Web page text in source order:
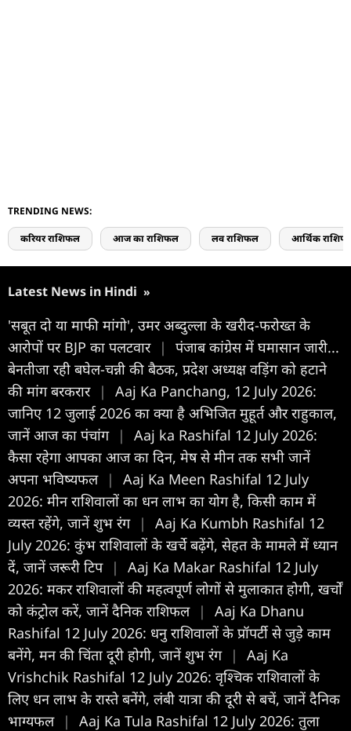
TRENDING NEWS:
करियर राशिफल आज का राशिफल लव राशिफल आर्थिक
Latest News in Hindi »
'सबूत दो या माफी मांगो', उमर अब्दुल्ला के खरीद-फरोख्त के
आरोपों पर BJP का पलटवार |
पंजाब कांग्रेस में घमासान जारी...
बेनतीजा रही बघेल-चन्नी की बैठक, प्रदेश अध्यक्ष वड़िंग को हटाने
की मांग बरकरार |
Aaj Ka Panchang, 12 July 2026:
जानिए 12 जुलाई 2026 का क्या है अभिजित मुहूर्त और राहुकाल,
जानें आज का पंचांग |
Aaj ka Rashifal 12 July 2026:
कैसा रहेगा आपका आज का द‍िन, मेष से मीन तक सभी जानें
अपना भविष्यफल |
Aaj Ka Meen Rashifal 12 July
2026: मीन राशिवालों का धन लाभ का योग है, किसी काम में
व्यस्त रहेंगे, जानें शुभ रंग |
Aaj Ka Kumbh Rashifal 12
July 2026: कुंभ राशिवालों के खर्चे बढ़ेंगे, सेहत के मामले में ध्यान
दें, जानें जरूरी टिप |
Aaj Ka Makar Rashifal 12 July
2026: मकर राशिवालों की महत्वपूर्ण लोगों से मुलाकात होगी, खर्चों
को कंट्रोल करें, जानें दैनिक राशिफल |
Aaj Ka Dhanu
Rashifal 12 July 2026: धनु राशिवालों के प्रॉपर्टी से जुड़े काम
बनेंगे, मन की चिंता दूरी होगी, जानें शुभ रंग |
Aaj Ka
Vrishchik Rashifal 12 July 2026: वृश्चिक राशिवालों के
लिए धन लाभ के रास्ते बनेंगे, लंबी यात्रा की दूरी से बचें, जानें दैनिक
भाग्यफल |
Aaj Ka Tula Rashifal 12 July 2026: तुला